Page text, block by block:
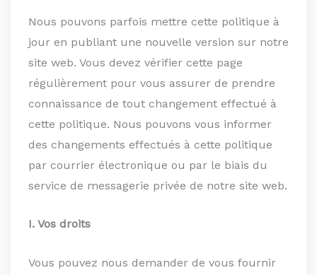
Nous pouvons parfois mettre cette politique à
jour en publiant une nouvelle version sur notre
site web. Vous devez vérifier cette page
régulièrement pour vous assurer de prendre
connaissance de tout changement effectué à
cette politique. Nous pouvons vous informer
des changements effectués à cette politique
par courrier électronique ou par le biais du
service de messagerie privée de notre site web.
I. Vos droits
Vous pouvez nous demander de vous fournir